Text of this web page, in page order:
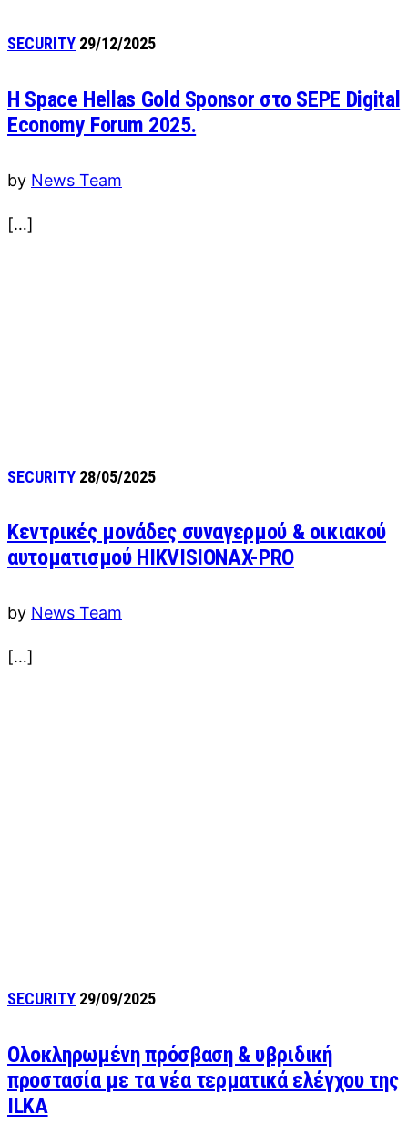
SECURITY 29/12/2025
Η Space Hellas Gold Sponsor στο SEPE Digital
Economy Forum 2025.
by News Team
[…]
SECURITY 28/05/2025
Κεντρικές μονάδες συναγερμού & οικιακού
αυτοματισμού HIKVISIONAX-PRO
by News Team
[…]
SECURITY 29/09/2025
Ολοκληρωμένη πρόσβαση & υβριδική
προστασία με τα νέα τερματικά ελέγχου της
ILKA